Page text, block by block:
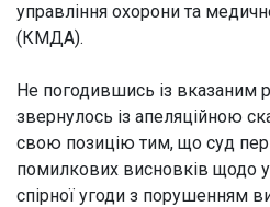
управління охорони та
(КМДА).
Не погодившись із вказаним
звернулось із апеляційною
свою позицію тим, що суд
помилкових висновків щодо
спірної угоди з порушенням